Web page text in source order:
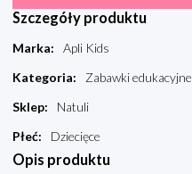
Szczegóły produktu
Marka:
Apli Kids
Kategoria:
Zabawki edukacyjne
Sklep:
Natuli
Płeć: Dziecięce
Opis produktu